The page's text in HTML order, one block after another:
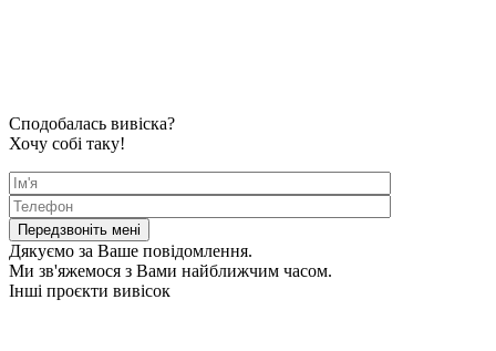
Сподобалась вивіска?
Хочу собі таку!
Дякуємо за Ваше повідомлення.
Ми зв'яжемося з Вами найближчим часом.
Інші проєкти вивісок